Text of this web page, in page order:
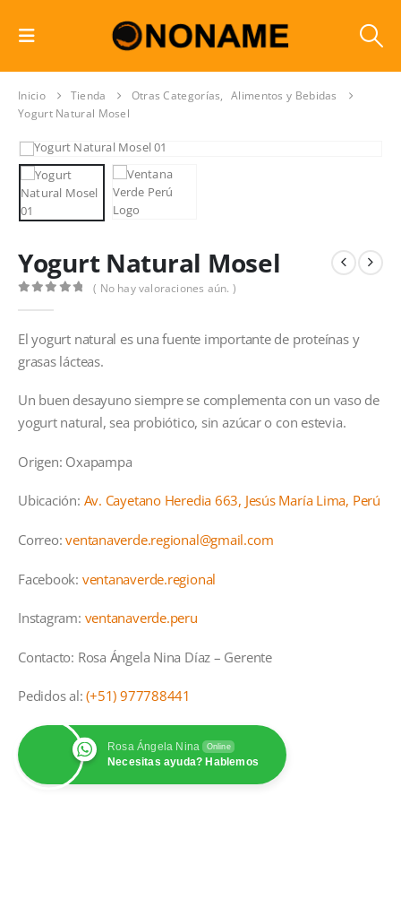
Inicio Tienda Otras Categorías, Alimentos y Bebidas
Yogurt Natural Mosel
Yogurt Natural Mosel
( No hay valoraciones aún. )
El yogurt natural es una fuente importante de proteínas y
grasas lácteas.
Un buen desayuno siempre se complementa con un vaso de
yogurt natural, sea probiótico, sin azúcar o con estevia.
Origen: Oxapampa
Ubicación: Av. Cayetano Heredia 663, Jesús María Lima, Perú
Correo:ventanaverde.regional@gmail.com
Facebook: ventanaverde.regional
Instagram: ventanaverde.peru
Contacto: Rosa Ángela Nina Díaz – Gerente
Pedidos al:(+51) 977788441
Rosa Ángela Nina Online
Necesitas ayuda? Hablemos